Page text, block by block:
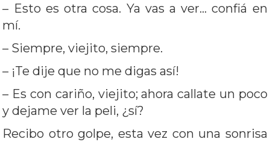
– Esto es otra cosa. Ya vas a ver… confiá en
mí.
– Siempre, viejito, siempre.
– ¡Te dije que no me digas así!
– Es con cariño, viejito; ahora callate un poco
y dejame ver la peli, ¿sí?
Recibo otro golpe, esta vez con una sonrisa